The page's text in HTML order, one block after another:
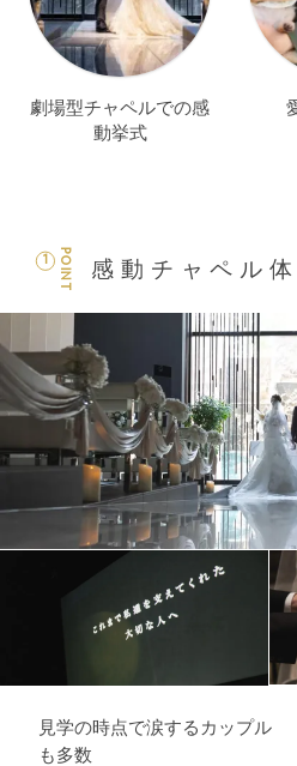
劇場型チャペルでの感
動挙式
POINT
1 感動チャペル体
見学の時点で涙するカップル
も多数